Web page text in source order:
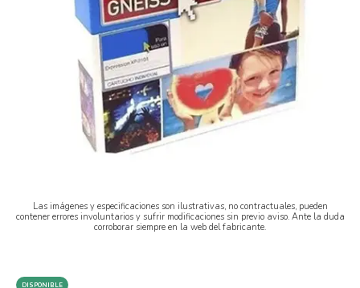
Las imágenes y especificaciones son ilustrativas, no contractuales, pueden
contener errores involuntarios y sufrir modificaciones sin previo aviso. Ante la duda
corroborar siempre en la web del fabricante.
DISPONIBLE